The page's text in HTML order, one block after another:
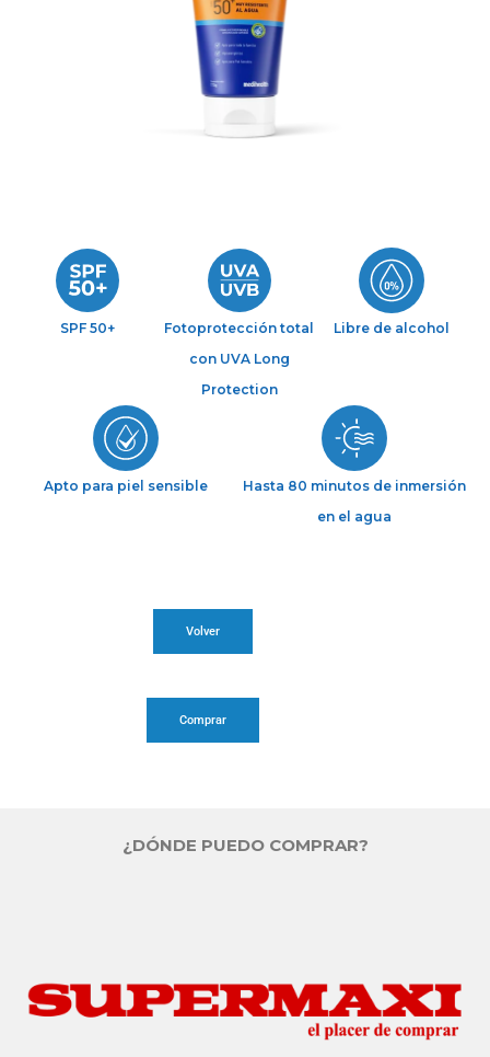
SPF 50+
Fotoprotección total
con UVA Long
Protection
Libre de alcohol
Apto para piel sensible
Hasta 80 minutos de inmersión
en el agua
Volver
Comprar
¿DÓNDE PUEDO COMPRAR?